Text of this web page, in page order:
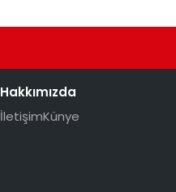
Hakkımızda
İletişimKünye